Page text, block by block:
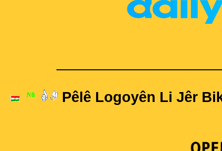
Pêlê Logoyên Li Jêr